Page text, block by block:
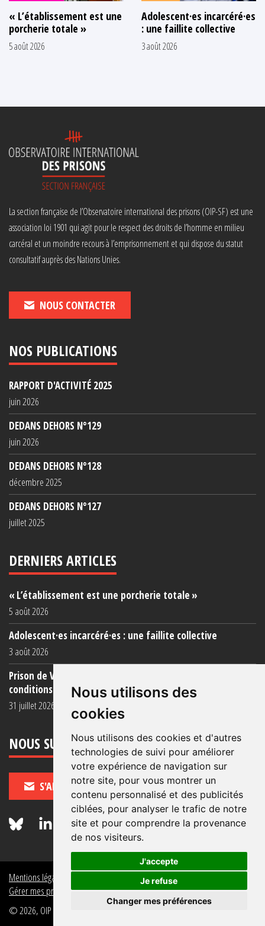
Nous utilisons des
cookies
Nous utilisons des cookies et d'autres
technologies de suivi pour améliorer
votre expérience de navigation sur
notre site, pour vous montrer un
contenu personnalisé et des publicités
ciblées, pour analyser le trafic de notre
site et pour comprendre la provenance
de nos visiteurs.
J'accepte
Je refuse
Changer mes préférences
« L’établissement est une
porcherie totale »
5 août 2026
Adolescent·es incarcéré·es
: une faillite collective
3 août 2026
La section française de l’Observatoire international des prisons (OIP-SF) est une
association loi 1901 qui agit pour le respect des droits de l’homme en milieu
carcéral et un moindre recours à l’emprisonnement et qui dispose du statut
consultatif auprès des Nations Unies.
NOUS CONTACTER
NOS PUBLICATIONS
RAPPORT D'ACTIVITÉ 2025
juin 2026
DEDANS DEHORS N°129
juin 2026
DEDANS DEHORS N°128
décembre 2025
DEDANS DEHORS N°127
juillet 2025
DERNIERS ARTICLES
« L’établissement est une porcherie totale »
5 août 2026
Adolescent·es incarcéré·es : une faillite collective
3 août 2026
Prison de Vendin-le-Vieil : témoignage de familles sur les
conditions (...)
31 juillet 2026
NOUS SUIVRE
S'ABONNER
Mentions légales
Politique de données personnelles
Gérer mes préférences de données personnelles
© 2026, OIP Section FR